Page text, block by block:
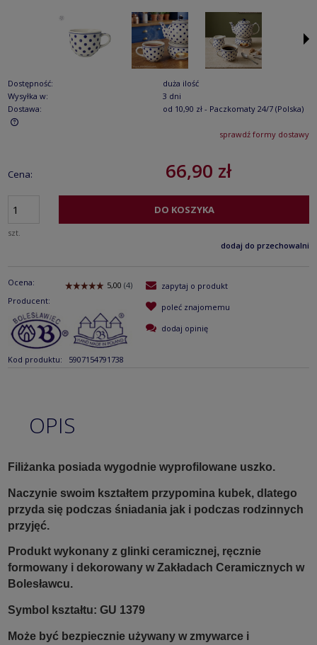
Dostępność:
duża ilość
Wysyłka w:
3 dni
Dostawa:
od 10,90 zł - Paczkomaty 24/7 (Polska)
Cena nie zawiera ewentualnych kosztów płatnościsprawdź formy dostawy
Cena: 66,90 zł
szt.
DO KOSZYKA
dodaj do przechowalni
Ocena:
Producent:
Kod produktu: 5907154791738
zapytaj o produkt
poleć znajomemu
dodaj opinię
OPIS
Filiżanka posiada wygodnie wyprofilowane uszko.
Naczynie swoim kształtem przypomina kubek, dlatego
przyda się podczas śniadania jak i podczas rodzinnych
przyjęć.
Produkt wykonany z glinki ceramicznej, ręcznie
formowany i dekorowany w Zakładach Ceramicznych w
Bolesławcu.
Symbol kształtu: GU 1379
Może być bezpiecznie używany w zmywarce i